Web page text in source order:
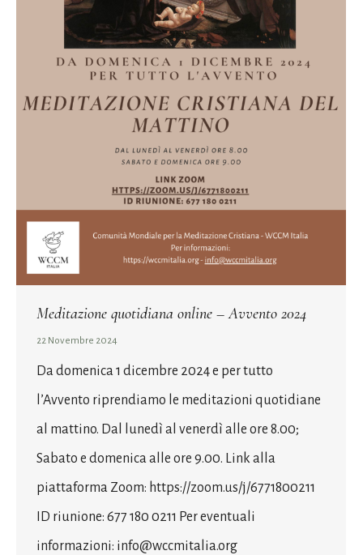
Meditazione quotidiana online – Avvento 2024
22 Novembre 2024
Da domenica 1 dicembre 2024 e per tutto
l’Avvento riprendiamo le meditazioni quotidiane
al mattino. Dal lunedì al venerdì alle ore 8.00;
Sabato e domenica alle ore 9.00. Link alla
piattaforma Zoom: https://zoom.us/j/6771800211
ID riunione: 677 180 0211 Per eventuali
informazioni: info@wccmitalia.org